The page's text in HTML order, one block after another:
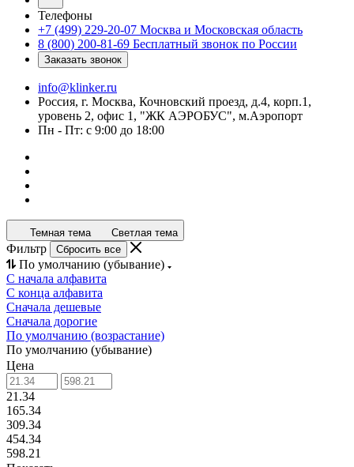
Телефоны
+7 (499) 229-20-07 Москва и Московская область
8 (800) 200-81-69 Бесплатный звонок по России
Заказать звонок
info@klinker.ru
Россия, г. Москва, Кочновский проезд, д.4, корп.1,
уровень 2, офис 1, "ЖК АЭРОБУС", м.Аэропорт
Пн - Пт: с 9:00 до 18:00
Темная тема Светлая тема
Фильтр Сбросить все
По умолчанию (убывание)
С начала алфавита
С конца алфавита
Сначала дешевые
Сначала дорогие
По умолчанию (возрастание)
По умолчанию (убывание)
Цена
21.34
165.34
309.34
454.34
598.21